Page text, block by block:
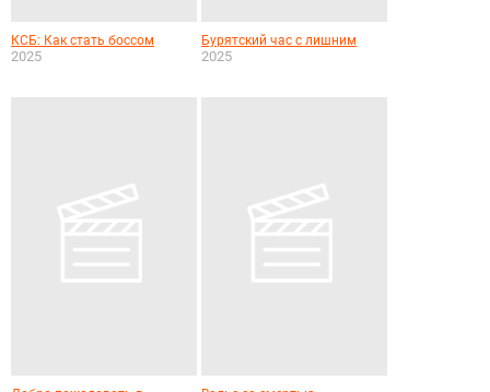
КСБ: Как стать боссом
2025
Бурятский час с лишним
2025